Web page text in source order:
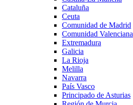
Cataluña
Ceuta
Comunidad de Madrid
Comunidad Valenciana
Extremadura
Galicia
La Rioja
Melilla
Navarra
País Vasco
Principado de Asturias